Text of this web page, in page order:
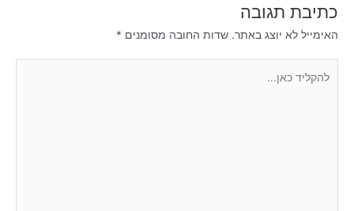
כתיבת תגובה
האימייל לא יוצג באתר. שדות החובה מסומנים *
כאן...